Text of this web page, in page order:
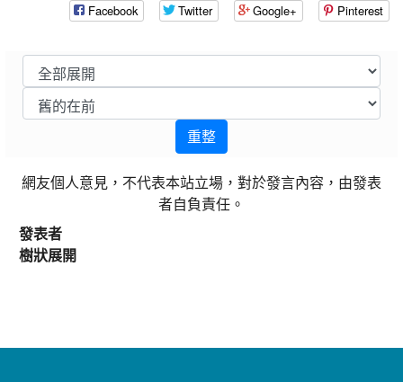
Facebook Twitter Google+ Pinterest
重整
網友個人意見，不代表本站立場，對於發言內容，由發表
者自負責任。
發表者
樹狀展開